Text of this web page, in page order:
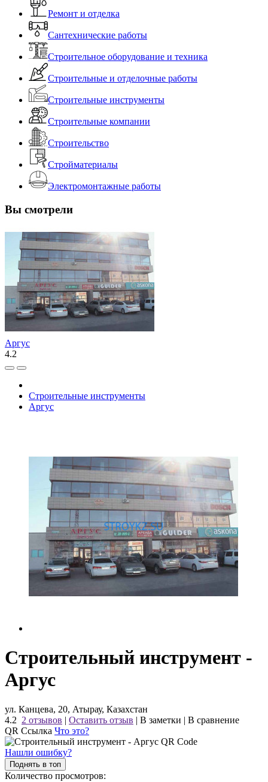
Ремонт и отделка
Сантехнические работы
Строительное оборудование и техника
Строительные и отделочные работы
Строительные инструменты
Строительные компании
Строительство
Стройматериалы
Электромонтажные работы
Вы смотрели
Аргус
4.2
Строительные инструменты
Аргус
Строительный инструмент -
Аргус
ул. Канцева, 20, Атырау, Казахстан
4.2 2 отзывов | Оставить отзыв | В заметки | В сравнение
QR Ссылка Что это?
Нашли ошибку?
Поднять в топ
Количество просмотров: